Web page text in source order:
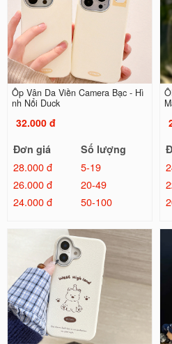
Ốp Vân Da Viền Camera Bạc - Hì
nh Nổi Duck
32.000 đ
Đơn giá
Số lượng
28.000 đ
5-19
26.000 đ
20-49
24.000 đ
50-100